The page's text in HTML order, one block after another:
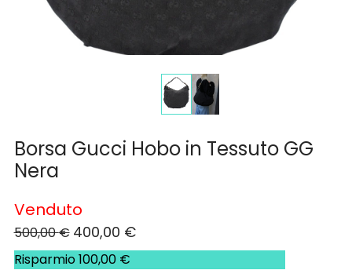
Borsa Gucci Hobo in Tessuto GG
Nera
500,00€ 400,00 €
Risparmio100,00 €
Venduto